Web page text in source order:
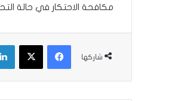
مكافحة الاحتكار في حالة
شاركها
فيسبوك
‫X